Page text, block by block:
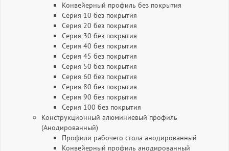
Конвейерный профиль без покрытия
Серия 10 без покрытия
Серия 20 без покрытия
Серия 30 без покрытия
Серия 40 без покрытия
Серия 45 без покрытия
Серия 50 без покрытия
Серия 60 без покрытия
Серия 80 без покрытия
Серия 90 без покрытия
Серия 100 без покрытия
Конструкционный алюминиевый профиль
(Анодированный)
Профили рабочего стола анодированный
Конвейерный профиль анодированный